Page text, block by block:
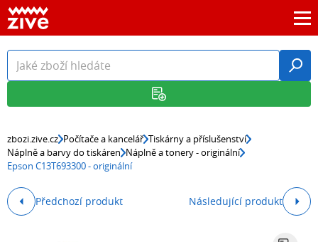
zbozi.zive.cz Počítače a kancelář Tiskárny a příslušenství
Náplně a barvy do tiskáren Náplně a tonery - originální
Epson C13T693300 - originální
Předchozí produkt Následující produkt